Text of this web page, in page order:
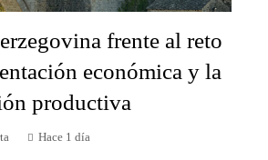
frente al reto
económica y la
productiva
Hace 1 día